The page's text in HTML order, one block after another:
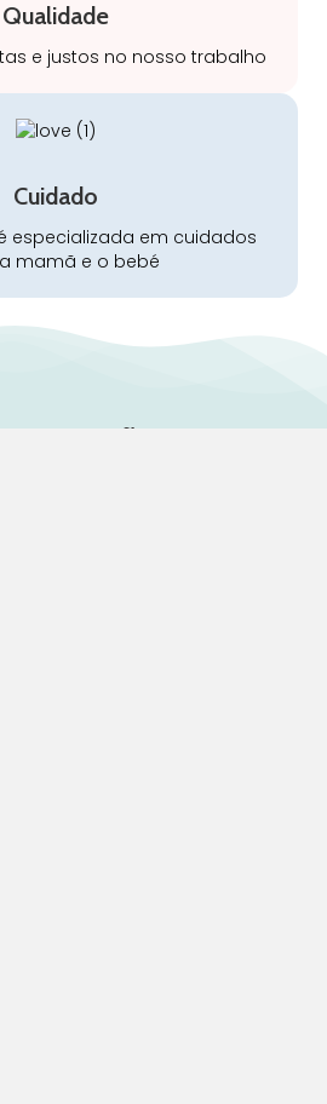
Qualidade
e justos no nosso trabalho
Cuidado
especializada em cuidados
mamã e o bebé
Mamã